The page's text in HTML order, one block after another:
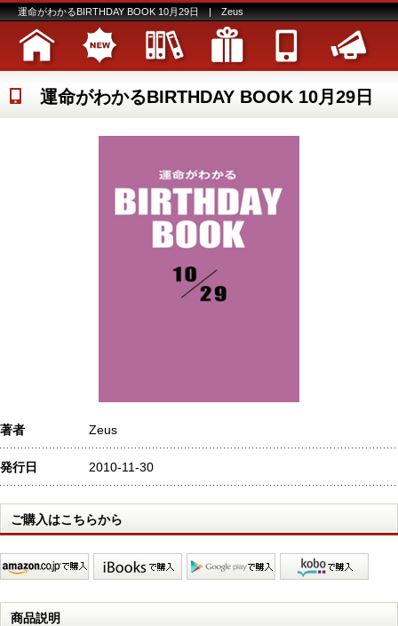
運命がわかるBIRTHDAY BOOK 10月29日 | Zeus
運命がわかるBIRTHDAY BOOK 10月29日
著者 Zeus
発行日 2010-11-30
ご購入はこちらから
商品説明